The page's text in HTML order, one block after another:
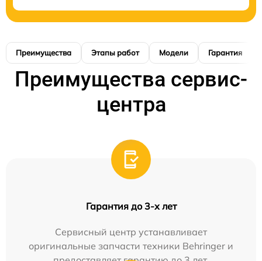
Преимущества Этапы работ Модели Гарантия
Преимущества сервис-
центра
Гарантия до 3-х лет
Сервисный центр устанавливает
оригинальные запчасти техники Behringer и